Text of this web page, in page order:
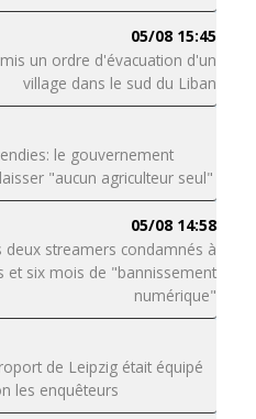
05/08 15:45
un ordre d'évacuation d'un
village dans le sud du Liban
le gouvernement
"aucun agriculteur seul"
05/08 14:58
deux streamers condamnés à
et six mois de "bannissement
numérique"
de Leipzig était équipé
les enquêteurs